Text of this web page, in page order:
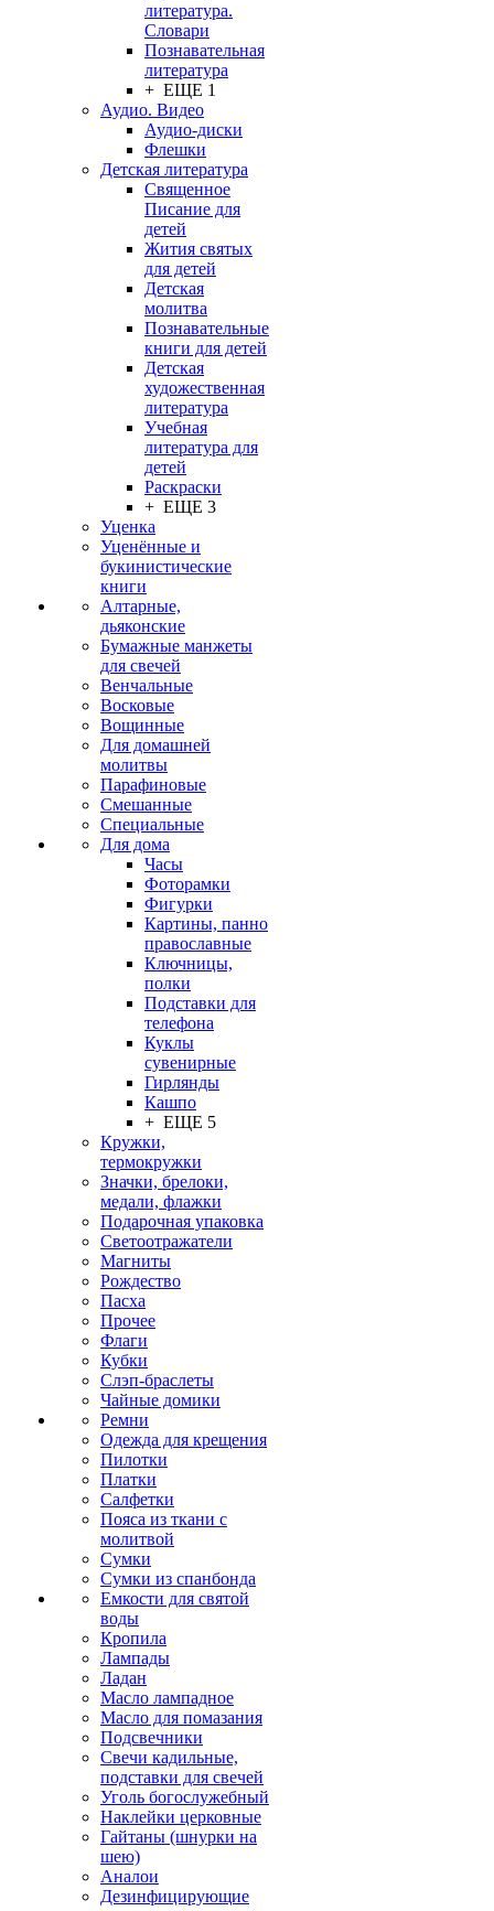
литература.
Словари
Познавательная
литература
+ ЕЩЕ 1
Аудио. Видео
Аудио-диски
Флешки
Детская литература
Священное
Писание для
детей
Жития святых
для детей
Детская
молитва
Познавательные
книги для детей
Детская
художественная
литература
Учебная
литература для
детей
Раскраски
+ ЕЩЕ 3
Уценка
Уценённые и
букинистические
книги
Алтарные,
дьяконские
Бумажные манжеты
для свечей
Венчальные
Восковые
Вощинные
Для домашней
молитвы
Парафиновые
Смешанные
Специальные
Для дома
Часы
Фоторамки
Фигурки
Картины, панно
православные
Ключницы,
полки
Подставки для
телефона
Куклы
сувенирные
Гирлянды
Кашпо
+ ЕЩЕ 5
Кружки,
термокружки
Значки, брелоки,
медали, флажки
Подарочная упаковка
Светоотражатели
Магниты
Рождество
Пасха
Прочее
Флаги
Кубки
Слэп-браслеты
Чайные домики
Ремни
Одежда для крещения
Пилотки
Платки
Салфетки
Пояса из ткани с
молитвой
Сумки
Сумки из спанбонда
Емкости для святой
воды
Кропила
Лампады
Ладан
Масло лампадное
Масло для помазания
Подсвечники
Свечи кадильные,
подставки для свечей
Уголь богослужебный
Наклейки церковные
Гайтаны (шнурки на
шею)
Аналои
Дезинфицирующие